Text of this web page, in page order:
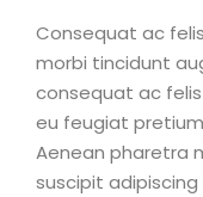
Consequat ac
morbi tincidunt
consequat ac
eu feugiat
Aenean pharetra
suscipit